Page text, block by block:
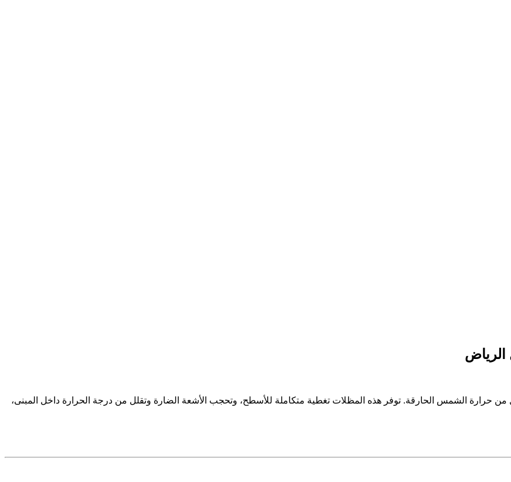
حرارة الشمس الحارقة. توفر هذه المظلات تغطية متكاملة للأسطح، وتحجب الأشعة الضارة وتقلل من درجة الحرارة داخل المبنى،